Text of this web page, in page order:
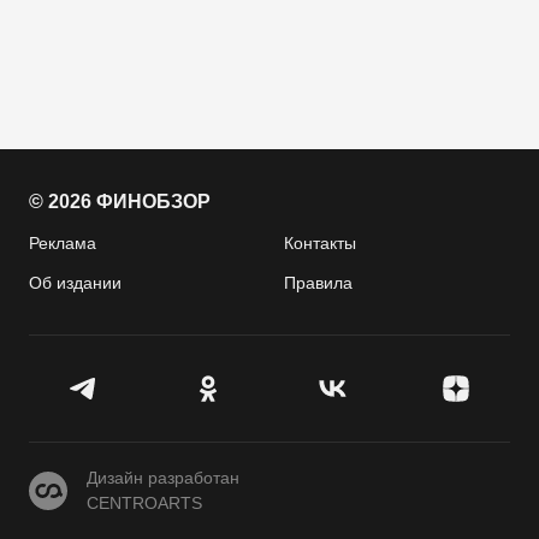
© 2026 ФИНОБЗОР
Реклама Контакты
Об издании Правила
CENTROARTS